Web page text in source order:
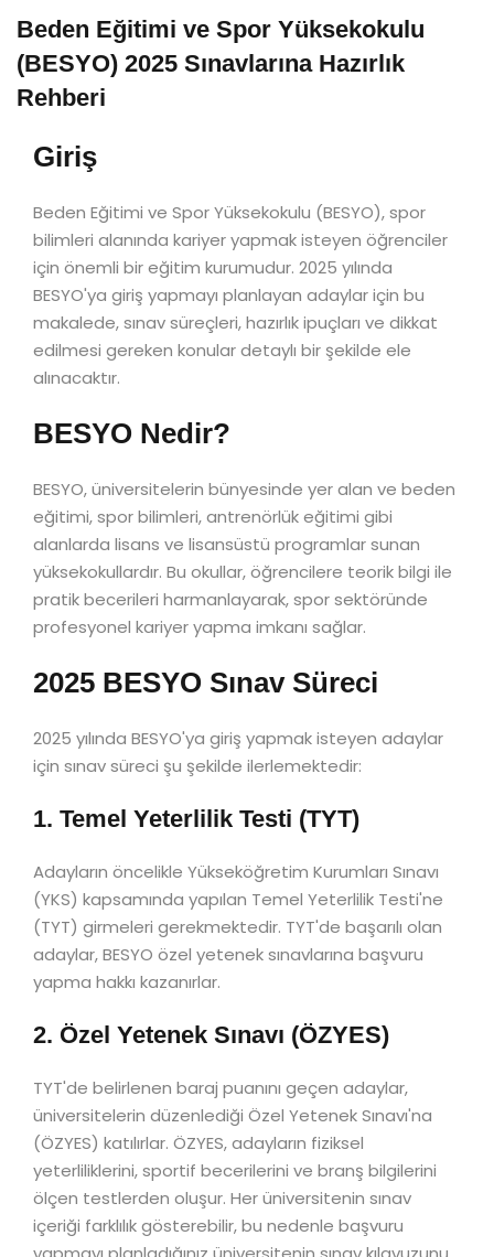
Beden Eğitimi ve Spor Yüksekokulu
(BESYO) 2025 Sınavlarına Hazırlık
Rehberi
Giriş
Beden Eğitimi ve Spor Yüksekokulu (BESYO), spor
bilimleri alanında kariyer yapmak isteyen öğrenciler
için önemli bir eğitim kurumudur. 2025 yılında
BESYO'ya giriş yapmayı planlayan adaylar için bu
makalede, sınav süreçleri, hazırlık ipuçları ve dikkat
edilmesi gereken konular detaylı bir şekilde ele
alınacaktır.
BESYO Nedir?
BESYO, üniversitelerin bünyesinde yer alan ve beden
eğitimi, spor bilimleri, antrenörlük eğitimi gibi
alanlarda lisans ve lisansüstü programlar sunan
yüksekokullardır. Bu okullar, öğrencilere teorik bilgi ile
pratik becerileri harmanlayarak, spor sektöründe
profesyonel kariyer yapma imkanı sağlar.
2025 BESYO Sınav Süreci
2025 yılında BESYO'ya giriş yapmak isteyen adaylar
için sınav süreci şu şekilde ilerlemektedir:
1. Temel Yeterlilik Testi (TYT)
Adayların öncelikle Yükseköğretim Kurumları Sınavı
(YKS) kapsamında yapılan Temel Yeterlilik Testi'ne
(TYT) girmeleri gerekmektedir. TYT'de başarılı olan
adaylar, BESYO özel yetenek sınavlarına başvuru
yapma hakkı kazanırlar.
2. Özel Yetenek Sınavı (ÖZYES)
TYT'de belirlenen baraj puanını geçen adaylar,
üniversitelerin düzenlediği Özel Yetenek Sınavı'na
(ÖZYES) katılırlar. ÖZYES, adayların fiziksel
yeterliliklerini, sportif becerilerini ve branş bilgilerini
ölçen testlerden oluşur. Her üniversitenin sınav
içeriği farklılık gösterebilir, bu nedenle başvuru